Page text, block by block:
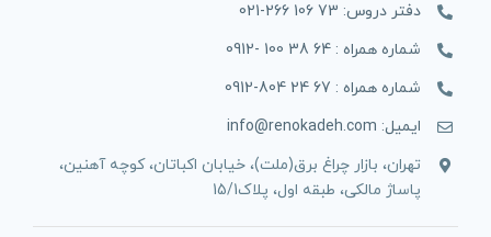
دفتر دروس: 73 106 266-021
شماره همراه : 64 38 100 -0912
شماره همراه : 67 24 804-0912
ایمیل: info@renokadeh.com
تهران، بازار چراغ برق(ملت)، خیابان اکباتان، کوچه آهنین،
پاساژ مالکی، طبقه اول، پلاک15/1